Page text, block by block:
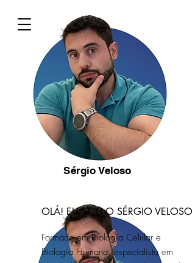
Sérgio Veloso
OLÁ! EU SOU O SÉRGIO VELOSO
Formado em Biologia Celular e
Biologia Humana, especialista em